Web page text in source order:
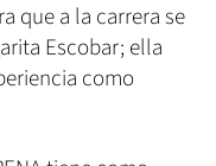
que a la carrera se
Escobar; ella
como